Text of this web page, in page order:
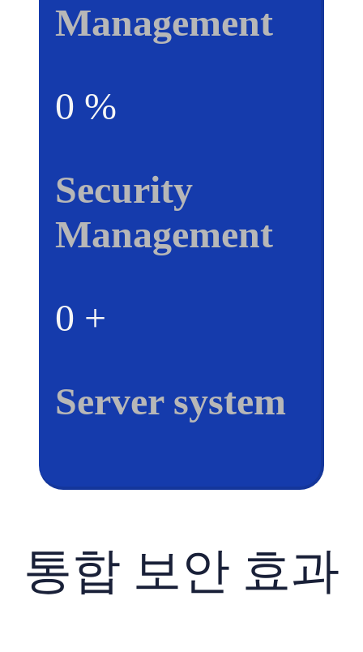
Management
0 %
Security
Management
0 +
Server system
통합 보안 효과